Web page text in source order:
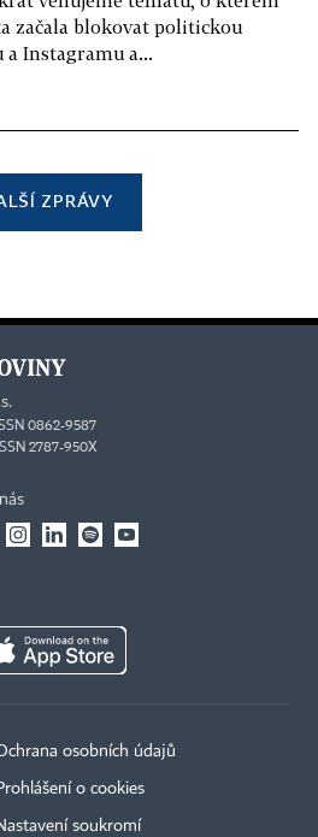
začala blokovat politickou
a Instagramu a...
ZPRÁVY
0862-9587
2787-950X
osobních údajů
o cookies
soukromí